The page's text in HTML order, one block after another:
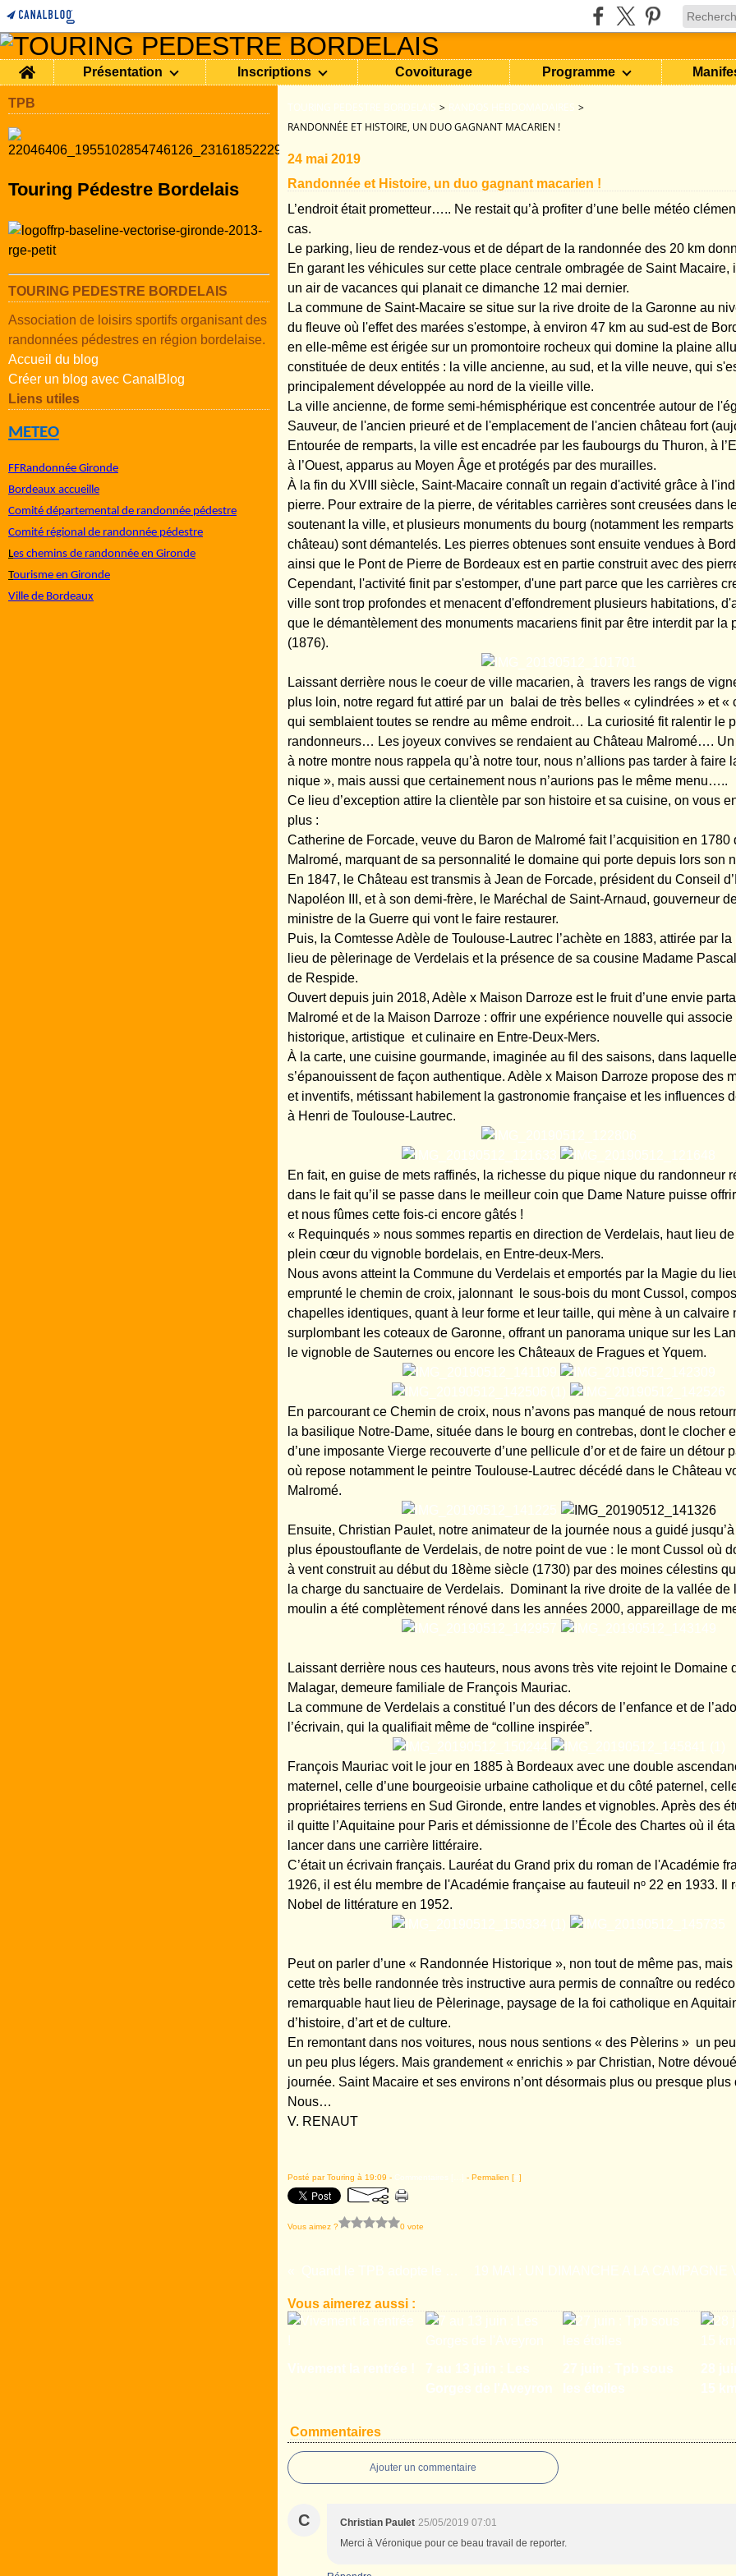
Home Présentation Inscriptions Covoiturage Programme
TPB
Touring Pédestre Bordelais
TOURING PEDESTRE BORDELAIS
Association de loisirs sportifs organisant des
randonnées pédestres en région bordelaise.
Accueil du blog
Créer un blog avec CanalBlog
Liens utiles
METEO
FFRandonnée Gironde
Bordeaux accueille
Comité départemental de randonnée pédestre
Comité régional de randonnée pédestre
Les chemins de randonnée en Gironde
Tourisme en Gironde
Ville de Bordeaux
TOURING PEDESTRE BORDELAIS > RANDOS HEBDOMADAIRES >
RANDONNÉE ET HISTOIRE, UN DUO GAGNANT MACARIEN !
24 mai 2019
Randonnée et Histoire, un duo gagnant macarien !
L’endroit était prometteur….. Ne restait qu’à profiter d’une belle météo
cas.
Le parking, lieu de rendez-vous et de départ de la randonnée des 20 km
En garant les véhicules sur cette place centrale ombragée de Saint Macaire,
un air de vacances qui planait ce dimanche 12 mai dernier.
La commune de Saint-Macaire se situe sur la rive droite de la Garonne au
du fleuve où l'effet des marées s'estompe, à environ 47 km au sud-est de
en elle-même est érigée sur un promontoire rocheux qui domine la plaine
constituée de deux entités : la ville ancienne, au sud, et la ville neuve, qui
principalement développée au nord de la vieille ville.
La ville ancienne, de forme semi-hémisphérique est concentrée autour de
Sauveur, de l'ancien prieuré et de l'emplacement de l'ancien château fort
Entourée de remparts, la ville est encadrée par les faubourgs du Thuron, à
à l’Ouest, apparus au Moyen Âge et protégés par des murailles.
À la fin du XVIII siècle, Saint-Macaire connaît un regain d'activité grâce à
pierre. Pour extraire de la pierre, de véritables carrières sont creusées dans
soutenant la ville, et plusieurs monuments du bourg (notamment les
château) sont démantelés. Les pierres obtenues sont ensuite vendues à
ainsi que le Pont de Pierre de Bordeaux est en partie construit avec des
Cependant, l'activité finit par s'estomper, d'une part parce que les carrières
ville sont trop profondes et menacent d'effondrement plusieurs habitations,
que le démantèlement des monuments macariens finit par être interdit par la
(1876).
Laissant derrière nous le coeur de ville macarien, à travers les rangs de
plus loin, notre regard fut attiré par un balai de très belles « cylindrées » et «
qui semblaient toutes se rendre au même endroit… La curiosité fit ralentir le
randonneurs… Les joyeux convives se rendaient au Château Malromé…. Un
à notre montre nous rappela qu’à notre tour, nous n’allions pas tarder à faire
nique », mais aussi que certainement nous n’aurions pas le même menu…..
Ce lieu d’exception attire la clientèle par son histoire et sa cuisine, on vous
plus :
Catherine de Forcade, veuve du Baron de Malromé fait l’acquisition en 1780
Malromé, marquant de sa personnalité le domaine qui porte depuis lors son
En 1847, le Château est transmis à Jean de Forcade, président du Conseil
Napoléon III, et à son demi-frère, le Maréchal de Saint-Arnaud, gouverneur
ministre de la Guerre qui vont le faire restaurer.
Puis, la Comtesse Adèle de Toulouse-Lautrec l’achète en 1883, attirée par la
lieu de pèlerinage de Verdelais et la présence de sa cousine Madame
de Respide.
Ouvert depuis juin 2018, Adèle x Maison Darroze est le fruit d’une envie
Malromé et de la Maison Darroze : offrir une expérience nouvelle qui
historique, artistique et culinaire en Entre-Deux-Mers.
À la carte, une cuisine gourmande, imaginée au fil des saisons, dans
s’épanouissent de façon authentique. Adèle x Maison Darroze propose des
et inventifs, métissant habilement la gastronomie française et les influences
à Henri de Toulouse-Lautrec.
En fait, en guise de mets raffinés, la richesse du pique nique du randonneur
dans le fait qu’il se passe dans le meilleur coin que Dame Nature puisse
et nous fûmes cette fois-ci encore gâtés !
« Requinqués » nous sommes repartis en direction de Verdelais, haut lieu
plein cœur du vignoble bordelais, en Entre-deux-Mers.
Nous avons atteint la Commune du Verdelais et emportés par la Magie du
emprunté le chemin de croix, jalonnant le sous-bois du mont Cussol,
chapelles identiques, quant à leur forme et leur taille, qui mène à un calvaire
surplombant les coteaux de Garonne, offrant un panorama unique sur les
le vignoble de Sauternes ou encore les Châteaux de Fragues et Yquem.
En parcourant ce Chemin de croix, nous n’avons pas manqué de nous
la basilique Notre-Dame, située dans le bourg en contrebas, dont le clocher
d’une imposante Vierge recouverte d’une pellicule d’or et de faire un détour
où repose notamment le peintre Toulouse-Lautrec décédé dans le Château
Malromé.
Ensuite, Christian Paulet, notre animateur de la journée nous a guidé
plus époustouflante de Verdelais, de notre point de vue : le mont Cussol où
à vent construit au début du 18ème siècle (1730) par des moines célestins
la charge du sanctuaire de Verdelais. Dominant la rive droite de la vallée de
moulin a été complètement rénové dans les années 2000, appareillage de
Laissant derrière nous ces hauteurs, nous avons très vite rejoint le Domaine
Malagar, demeure familiale de François Mauriac.
La commune de Verdelais a constitué l’un des décors de l’enfance et de
l’écrivain, qui la qualifiait même de “colline inspirée”.
François Mauriac voit le jour en 1885 à Bordeaux avec une double
maternel, celle d’une bourgeoisie urbaine catholique et du côté paternel,
propriétaires terriens en Sud Gironde, entre landes et vignobles. Après des
il quitte l’Aquitaine pour Paris et démissionne de l’École des Chartes où il
lancer dans une carrière littéraire.
C’était un écrivain français. Lauréat du Grand prix du roman de l'Académie
1926, il est élu membre de l'Académie française au fauteuil nᵒ 22 en 1933. Il
Nobel de littérature en 1952.
Peut on parler d’une « Randonnée Historique », non tout de même pas,
cette très belle randonnée très instructive aura permis de connaître ou
remarquable haut lieu de Pèlerinage, paysage de la foi catholique en
d’histoire, d’art et de culture.
En remontant dans nos voitures, nous nous sentions « des Pèlerins » un
un peu plus légers. Mais grandement « enrichis » par Christian, Notre
journée. Saint Macaire et ses environs n’ont désormais plus ou presque plus
Nous…
V. RENAUT
Posté par Touring à 19:09 - - Permalien [#]
Vous aimez ? 0 vote
Vous aimerez aussi :
Vivement la rentrée !
7 au 13 juin : Les
Gorges de l'Aveyron
27 juin : Tpb sous
les étoiles
28
15 km
Commentaires
Ajouter un commentaire
C Christian Paulet 25/05/2019 07:01
Merci à Véronique pour ce beau travail de reporter.